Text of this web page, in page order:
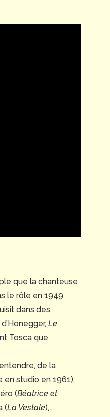
que la chanteuse
le rôle en 1949
dans des
d’Honegger, Le
Tosca que
de la
en studio en 1961),
(Béatrice et
(La Vestale),…